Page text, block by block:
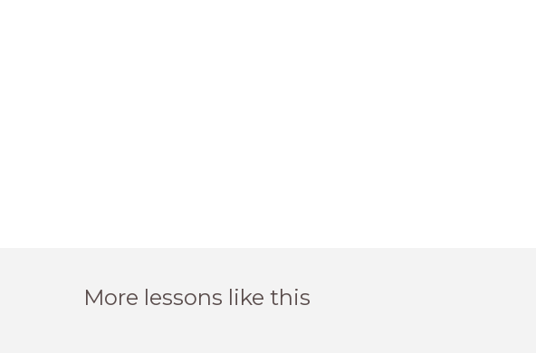
More lessons like this